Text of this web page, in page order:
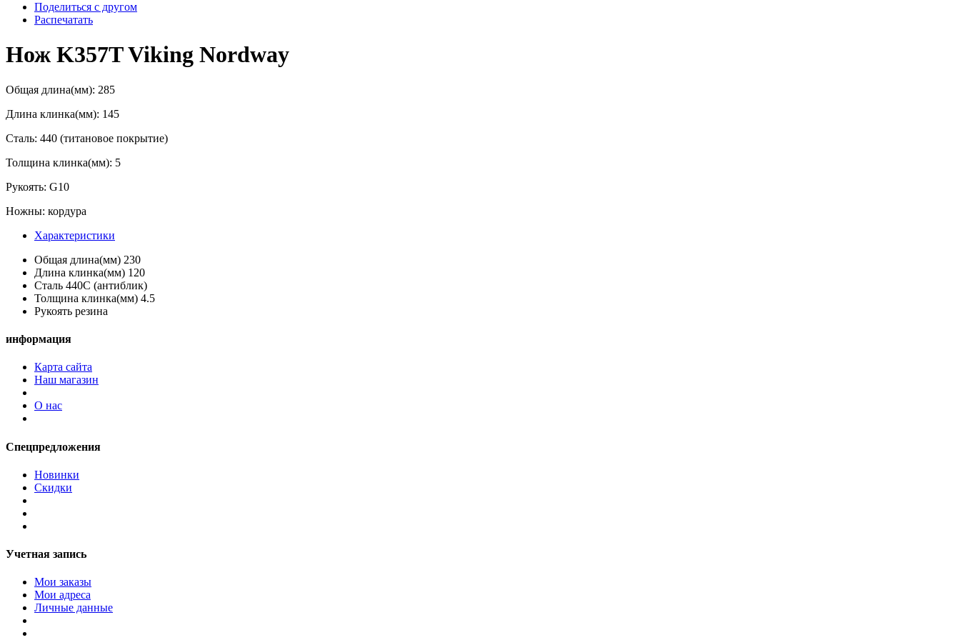
Поделиться с другом
Распечатать
Нож K357T Viking Nordway
Общая длина(мм): 285
Длина клинка(мм): 145
Сталь: 440 (титановое покрытие)
Толщина клинка(мм): 5
Рукоять: G10
Ножны: кордура
Характеристики
Общая длина(мм) 230
Длина клинка(мм) 120
Сталь 440С (антиблик)
Толщина клинка(мм) 4.5
Рукоять резина
информация
Карта сайта
Наш магазин
О нас
Спецпредложения
Новинки
Скидки
Учетная запись
Мои заказы
Мои адреса
Личные данные